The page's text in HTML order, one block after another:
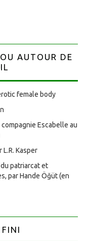
AUTOUR DE
female body
Escabelle au
Kasper
patriarcat et
par Hande Öğüt (en
FINI